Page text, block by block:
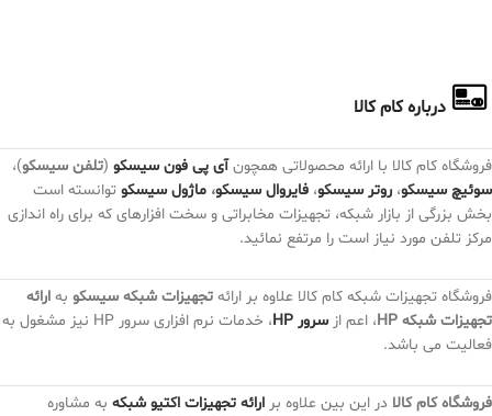
درباره کام کالا
فروشگاه کام کالا با ارائه محصولاتی همچونآی پی فون سیسکو (تلفن سیسکو)،
سوئیچ سیسکو، روتر سیسکو، فایروال سیسکو، ماژول سیسکو توانسته است
بخش بزرگی از بازار شبکه، تجهیزات مخابراتی و سخت افزارهای که برای راه اندازی
مرکز تلفن مورد نیاز است را مرتفع نمائید.
فروشگاه تجهیزات شبکه کام کالا علاوه بر ارائه تجهیزات شبکه سیسکو به ارائه
تجهیزات شبکه HP
، اعم از سرور HP
، خدمات نرم افزاری سرور HP نیز مشغول به
فعالیت می باشد.
فروشگاه کام کالا در این بین علاوه بر ارائه تجهیزات اکتیو شبکه به مشاوره